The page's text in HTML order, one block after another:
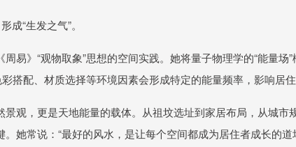
成“生发之气”。
易》“观物取象”思想的空间实践。她将量子物理学的“能量场
搭配、材质选择等环境因素会形成特定的能量频率，影响居住
观，更是天地能量的载体。从祖坟选址到家居布局，从城市
她常说：“最好的风水，是让每个空间都成为居住者成长的道